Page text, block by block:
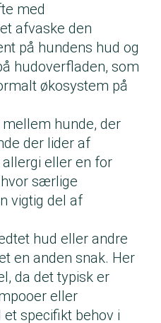
med
afvaske den
på hundens hud og
hudoverfladen, som
økosystem på
hunde, der
der lider af
eller en for
særlige
vigtig del af
hud eller andre
en anden snak. Her
da det typisk er
eller
specifikt behov i